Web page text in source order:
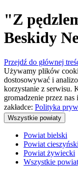
"Z
Beskidy
Przejdź do głównej
Używamy plików
dostosowywać i
korzystanie z serwisu.
gromadzenie przez
zakładce: Polityka
Wszystkie powiaty
Powiat bielski
Powiat cieszyński
Powiat żywiecki
Wszystkie